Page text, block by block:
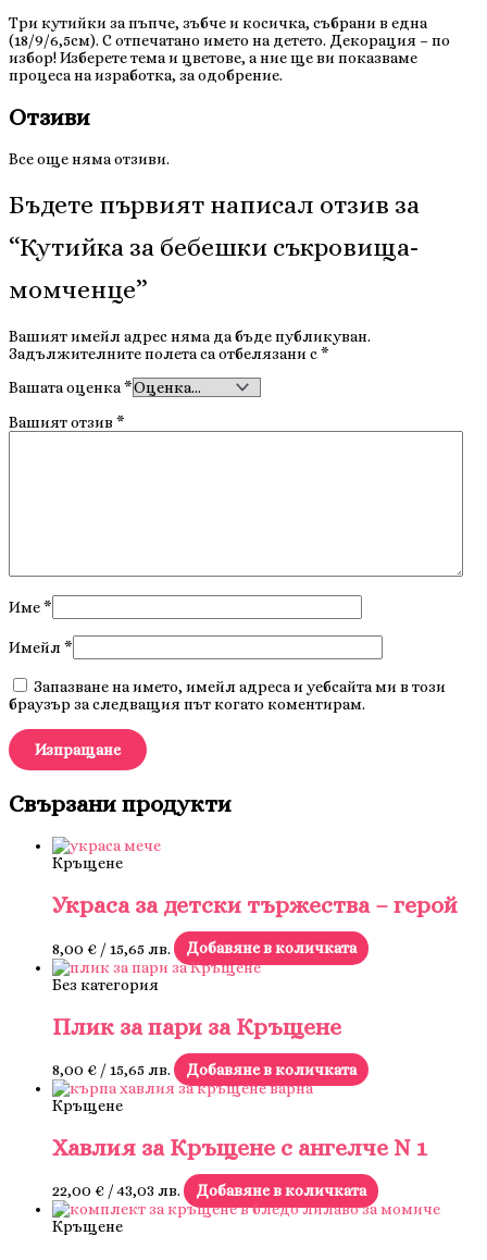
Три кутийки за пъпче, зъбче и косичка, събрани в една
(18/9/6,5см). С отпечатано името на детето. Декорация – по
избор! Изберете тема и цветове, а ние ще ви показваме
процеса на изработка, за одобрение.
Отзиви
Все още няма отзиви.
Бъдете първият написал отзив за
“Кутийка за бебешки съкровища-
момченце”
Вашият имейл адрес няма да бъде публикуван.
Задължителните полета са отбелязани с*
Вашата оценка*
Вашият отзив*
Име*
Имейл*
Запазване на името, имейл адреса и уебсайта ми в този
браузър за следващия път когато коментирам.
Свързани продукти
Кръщене
Украса за детски тържества – герой
8,00 € / 15,65 лв. Добавяне в количката
Без категория
Плик за пари за Кръщене
8,00 € / 15,65 лв. Добавяне в количката
Кръщене
Хавлия за Кръщене с ангелче N 1
22,00 € / 43,03 лв. Добавяне в количката
Кръщене